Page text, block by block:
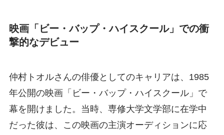
映画「ビー・バップ・ハイスクール」での衝
撃的なデビュー
仲村トオルさんの俳優としてのキャリアは、1985
年公開の映画「ビー・バップ・ハイスクール」で
幕を開けました。当時、専修大学文学部に在学中
だった彼は、この映画の主演オーディションに応